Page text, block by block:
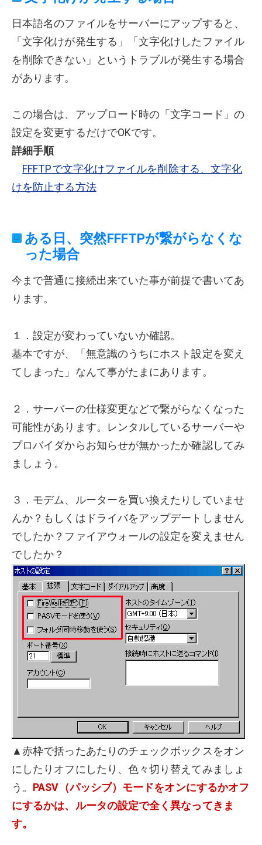
日本語名のファイルをサーバーにアップすると、
「文字化けが発生する」「文字化けしたファイル
を削除できない」というトラブルが発生する場合
があります。
この場合は、アップロード時の「文字コード」の
設定を変更するだけでOKです。
詳細手順
FFFTPで文字化けファイルを削除する、文字化
けを防止する方法
ある日、突然FFFTPが繋がらなくな
った場合
今まで普通に接続出来ていた事が前提で書いてあ
ります。
１．設定が変わっていないか確認。
基本ですが、「無意識のうちにホスト設定を変え
てしまった」なんて事がたまにあります。
２．サーバーの仕様変更などで繋がらなくなった
可能性があります。レンタルしているサーバーや
プロバイダからお知らせが無かったか確認してみ
ましょう。
３．モデム、ルーターを買い換えたりしていませ
んか？もしくはドライバをアップデートしません
でしたか？ファイアウォールの設定を変えません
でしたか？
▲赤枠で括ったあたりのチェックボックスをオン
にしたりオフにしたり、色々切り替えてみましょ
う。
PASV（パッシブ）モードをオンにするかオフ
にするかは、ルータの設定で全く異なってきま
す。